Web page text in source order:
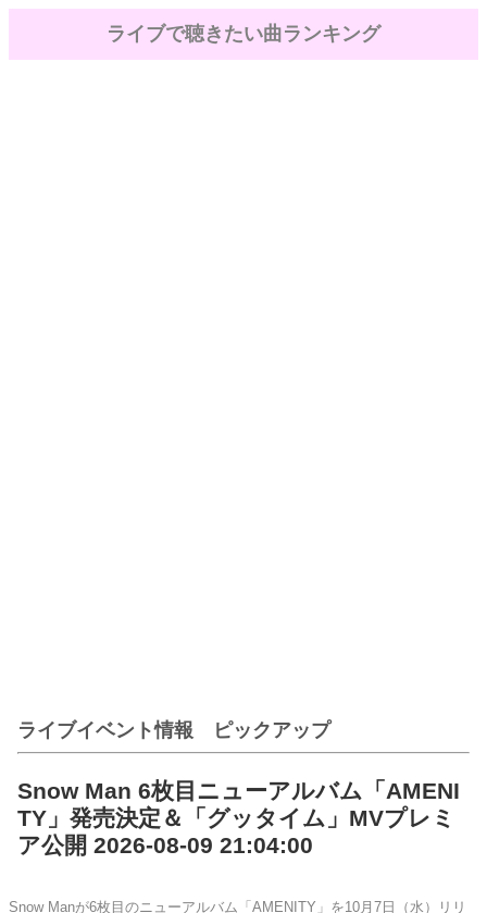
ライブで聴きたい曲ランキング
ライブイベント情報 ピックアップ
Snow Man 6枚目ニューアルバム「AMENI
TY」発売決定＆「グッタイム」MVプレミ
ア公開 2026-08-09 21:04:00
Snow Manが6枚目のニューアルバム「AMENITY」を10月7日（水）リリ